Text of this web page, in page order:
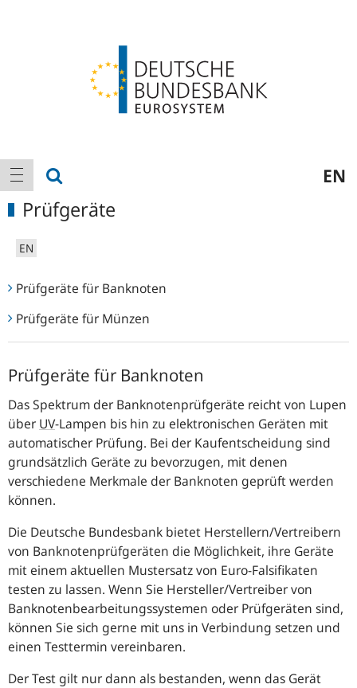
Hauptnavigation
Navigation anzeigen EN
Prüfgeräte
EN
Prüfgeräte für Banknoten
Prüfgeräte für Münzen
Prüfgeräte für Banknoten
Das Spektrum der Banknotenprüfgeräte reicht von Lupen
über UV-Lampen bis hin zu elektronischen Geräten mit
automatischer Prüfung. Bei der Kaufentscheidung sind
grundsätzlich Geräte zu bevorzugen, mit denen
verschiedene Merkmale der Banknoten geprüft werden
können.
Die Deutsche Bundesbank bietet Herstellern/Vertreibern
von Banknotenprüfgeräten die Möglichkeit, ihre Geräte
mit einem aktuellen Mustersatz von Euro-Falsifikaten
testen zu lassen. Wenn Sie Hersteller/Vertreiber von
Banknotenbearbeitungssystemen oder Prüfgeräten sind,
können Sie sich gerne mit uns in Verbindung setzen und
einen Testtermin vereinbaren.
Der Test gilt nur dann als bestanden, wenn das Gerät